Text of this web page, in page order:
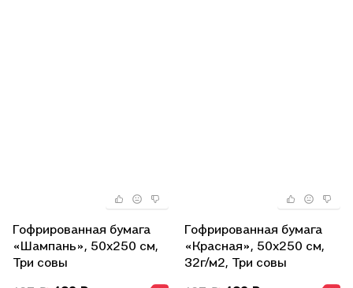
Гофрированная бумага
«Шампань», 50х250 см,
Три совы
Гофрированная бумага
«Красная», 50х250 см,
32г/м2, Три совы